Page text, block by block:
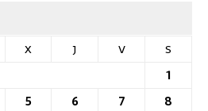
X J V
S
1
5 6 7
8